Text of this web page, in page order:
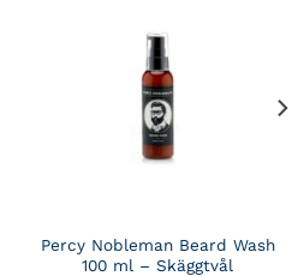
Percy Nobleman Beard Wash
100 ml – Skäggtvål